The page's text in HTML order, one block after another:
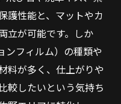
護性能と、マットやカ
立が可能です。しか
ンフィルム）の種類や
料が多く、仕上がりや
較したいという気持ち